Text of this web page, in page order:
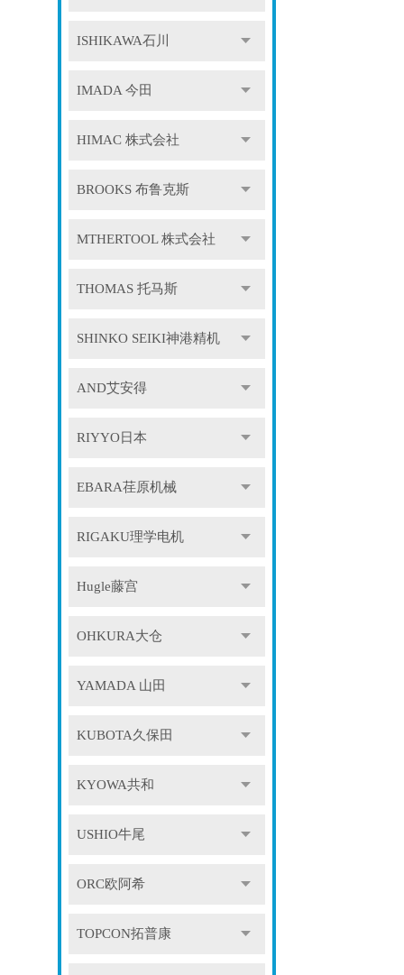
ISHIKAWA石川
IMADA 今田
HIMAC 株式会社
BROOKS 布鲁克斯
MTHERTOOL 株式会社
THOMAS 托马斯
SHINKO SEIKI神港精机
AND艾安得
RIYYO日本
EBARA荏原机械
RIGAKU理学电机
Hugle藤宫
OHKURA大仓
YAMADA 山田
KUBOTA久保田
KYOWA共和
USHIO牛尾
ORC欧阿希
TOPCON拓普康